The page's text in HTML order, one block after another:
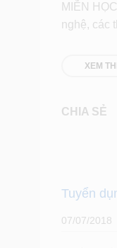
MIỄN
nghệ, các
XEM
CHIA SẺ
Tuyển
07/07/2018